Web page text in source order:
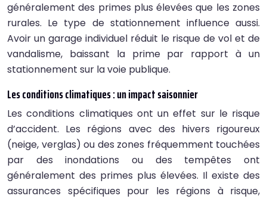
généralement des primes plus élevées que les zones
rurales. Le type de stationnement influence aussi.
Avoir un garage individuel réduit le risque de vol et de
vandalisme, baissant la prime par rapport à un
stationnement sur la voie publique.
Les conditions climatiques : un impact saisonnier
Les conditions climatiques ont un effet sur le risque
d’accident. Les régions avec des hivers rigoureux
(neige, verglas) ou des zones fréquemment touchées
par des inondations ou des tempêtes ont
généralement des primes plus élevées. Il existe des
assurances spécifiques pour les régions à risque,